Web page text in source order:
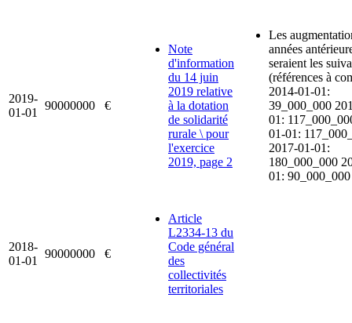
2019-
01-01
90000000 €
Note
d'information
du 14 juin
2019 relative
à la dotation
de solidarité
rurale \ pour
l'exercice
2019, page 2
Les
années
seraient les
(références à
2014-01-01:
39_000_000
01:
01-01:
2017-01-01:
180_000_000
01: 90_000_000
2018-
01-01
90000000 €
Article
L2334-13 du
Code général
des
collectivités
territoriales